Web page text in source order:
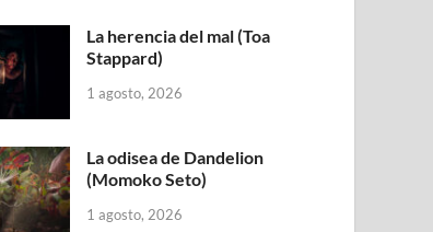
La herencia del mal (Toa
Stappard)
1 agosto, 2026
La odisea de Dandelion
(Momoko Seto)
1 agosto, 2026